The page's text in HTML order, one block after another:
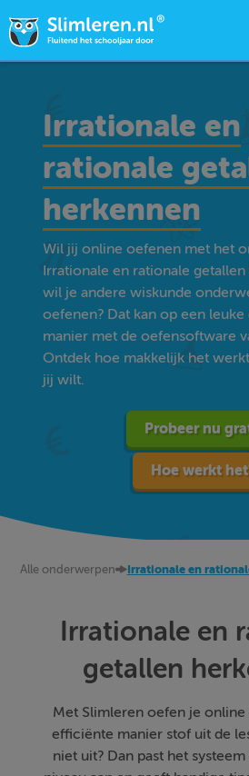
Irrationale en
rationale
herkennen
Wil jij online oefenen met het
Irrationale en rationale
wil je andere wiskunde
oefenen? Dat kan op een leuke
manier met de oefensoftware
Ontdek hoe makkelijk het
jij wilt.
Probeer nu
Hoe werkt
Alle onderwerpen Irrationale en
Irrationale en
getallen
Met Slimleren oefen je
efficiënte manier stof uit de
niet uit? Dan past het